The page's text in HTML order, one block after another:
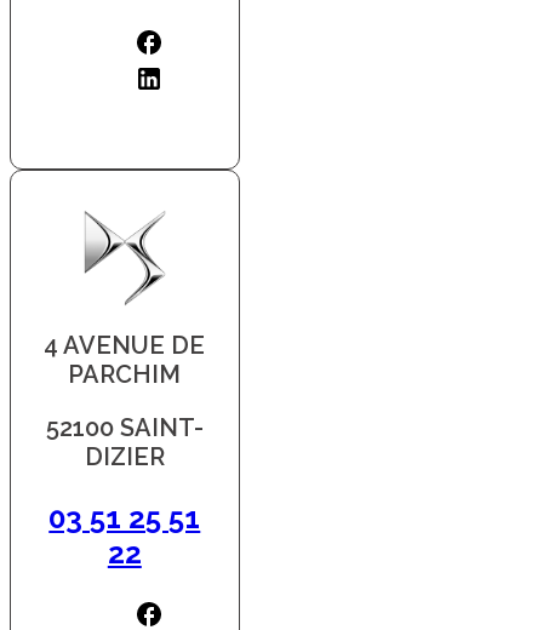
4 AVENUE DE
PARCHIM
52100 SAINT-
DIZIER
03 51 25 51
22